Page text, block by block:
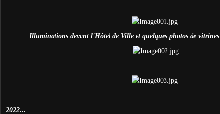
Illuminations devant l'Hôtel de Ville et quelques photos de
2022...